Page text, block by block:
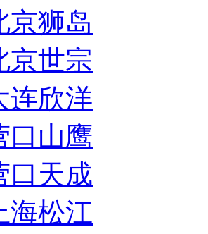
京狮岛
京世宗
连欣洋
口山鹰
口天成
海松江